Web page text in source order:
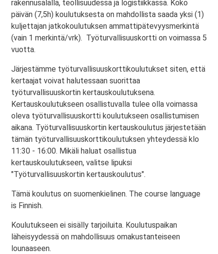
rakennusalalla, teollisuudessa ja logistiikkassa. Koko
päivän (7,5h) koulutuksesta on mahdollista saada yksi (1)
kuljettajan jatkokoulutuksen ammattipätevyysmerkintä
(vain 1 merkintä/vrk). Työturvallisuuskortti on voimassa 5
vuotta.
Järjestämme työturvallisuuskorttikoulutukset siten, että
kertaajat voivat halutessaan suorittaa
työturvallisuuskortin kertauskoulutuksena.
Kertauskoulutukseen osallistuvalla tulee olla voimassa
oleva työturvallisuuskortti koulutukseen osallistumisen
aikana. Työturvallisuuskortin kertauskoulutus järjestetään
tämän työturvallisuuskorttikoulutuksen yhteydessä klo
11:30 - 16:00. Mikäli haluat osallistua
kertauskoulutukseen, valitse lipuksi
"Työturvallisuuskortin kertauskoulutus".
Tämä koulutus on suomenkielinen. The course language
is Finnish.
Koulutukseen ei sisälly tarjoiluita. Koulutuspaikan
läheisyydessä on mahdollisuus omakustanteiseen
lounaaseen.